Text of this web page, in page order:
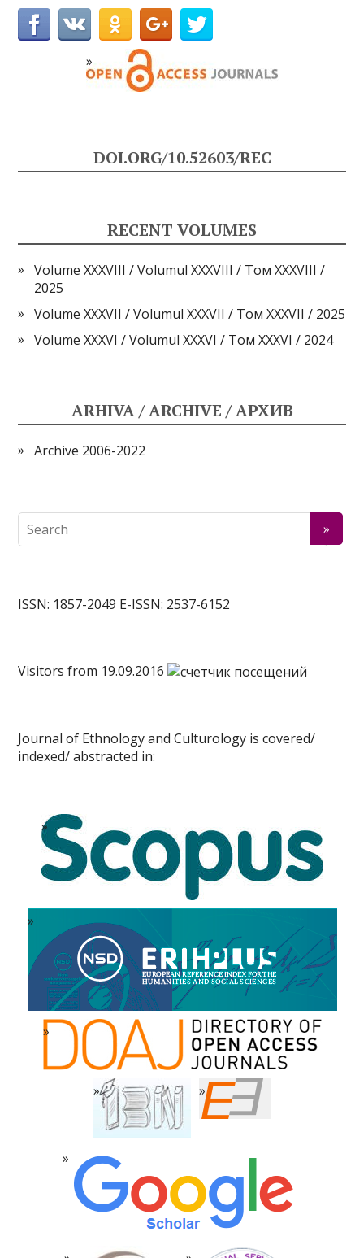
DOI.ORG/10.52603/REC
RECENT VOLUMES
Volume XXXVIII / Volumul XXXVIII / Том XXXVIII /
2025
Volume XXXVII / Volumul XXXVII / Том XXXVII / 2025
Volume XXXVI / Volumul XXXVI / Том XXXVI / 2024
ARHIVA / ARCHIVE / АРХИВ
Archive 2006-2022
ISSN: 1857-2049 E-ISSN: 2537-6152
Visitors from 19.09.2016
Journal of Ethnology and Culturology is covered/
indexed/ abstracted in: